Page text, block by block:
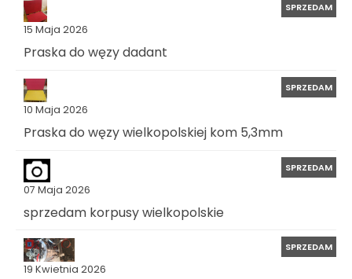
15 Maja 2026
SPRZEDAM
Praska do węzy dadant
10 Maja 2026
SPRZEDAM
Praska do węzy wielkopolskiej kom 5,3mm
07 Maja 2026
SPRZEDAM
sprzedam korpusy wielkopolskie
19 Kwietnia 2026
SPRZEDAM